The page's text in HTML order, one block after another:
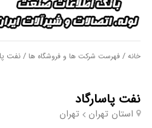
خانه /فهرست شرکت ها و فروشگاه ها / نفت
نفت پاسارگاد
استان تهران تهران